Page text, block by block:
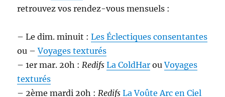
retrouvez vos rendez-vous mensuels :
– Le dim. minuit :Les Éclectiques consentantes
ou –Voyages texturés
– 1er mar. 20h : Redifs La ColdHar ouVoyages
texturés
– 2ème mardi 20h : Redifs La Voûte Arc en Ciel